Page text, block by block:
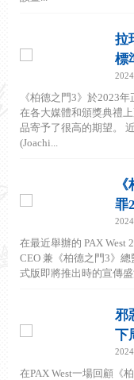
拉
標
《柏德之門3》於2023
在各大媒體和頒獎典禮
品寄予了很高的期望。
(Joachi...
罪
在最近舉辦的 PAX West
CEO 兼《柏德之門3》
式版即將推出時的宣傳盛
邪
下
在PAX West一場回顧《